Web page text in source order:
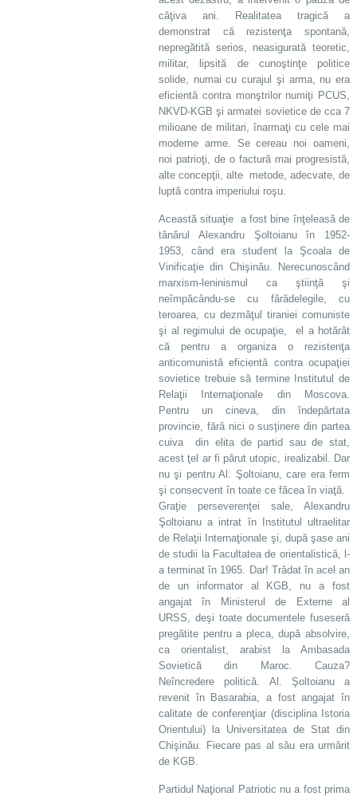
câţiva ani. Realitatea tragică a
demonstrat că rezistenţa spontană,
nepregătită serios, neasigurată teoretic,
militar, lipsită de cunoştinţe politice
solide, numai cu curajul şi arma, nu era
eficientă contra monştrilor numiţi PCUS,
NKVD-KGB şi armatei sovietice de cca 7
milioane de militari, înarmaţi cu cele mai
moderne arme. Se cereau noi oameni,
noi patrioţi, de o factură mai progresistă,
alte concepţii, alte metode, adecvate, de
luptă contra imperiului roşu.
Această situaţie a fost bine înţeleasă de
tânărul Alexandru Şoltoianu în 1952-
1953, când era student la Şcoala de
Vinificaţie din Chişinău. Nerecunoscând
marxism-leninismul ca ştiinţă şi
neîmpăcându-se cu fărădelegile, cu
teroarea, cu dezmăţul tiraniei comuniste
şi al regimului de ocupaţie, el a hotărât
că pentru a organiza o rezistenţa
anticomunistă eficientă contra ocupaţiei
sovietice trebuie să termine Institutul de
Relaţii Internaţionale din Moscova.
Pentru un cineva, din îndepărtata
provincie, fără nici o susţinere din partea
cuiva din elita de partid sau de stat,
acest ţel ar fi părut utopic, irealizabil. Dar
nu şi pentru Al. Şoltoianu, care era ferm
şi consecvent în toate ce făcea în viaţă.
Graţie perseverenţei sale, Alexandru
Şoltoianu a intrat în Institutul ultraelitar
de Relaţii Internaţionale şi, după şase ani
de studii la Facultatea de orientalistică, l-
a terminat în 1965. Dar! Trădat în acel an
de un informator al KGB, nu a fost
angajat în Ministerul de Externe al
URSS, deşi toate documentele fuseseră
pregătite pentru a pleca, după absolvire,
ca orientalist, arabist la Ambasada
Sovietică din Maroc. Cauza?
Neîncredere politică. Al. Şoltoianu a
revenit în Basarabia, a fost angajat în
calitate de conferenţiar (disciplina Istoria
Orientului) la Universitatea de Stat din
Chişinău. Fiecare pas al său era urmărit
de KGB.
Partidul Naţional Patriotic nu a fost prima